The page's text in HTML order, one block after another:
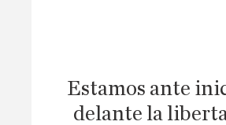
Estamos ante
delante la